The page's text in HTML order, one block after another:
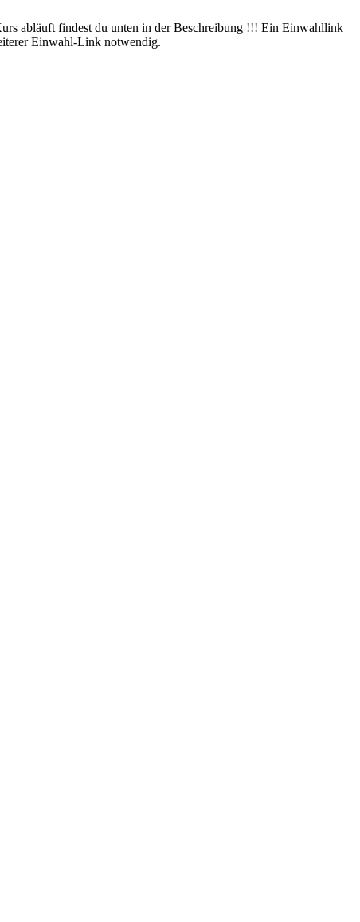
abläuft findest du unten in der Beschreibung !!! Ein Einwahllink
Einwahl-Link notwendig.